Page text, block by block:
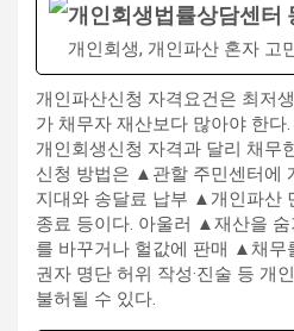
개인회생법률상담센터
개인회생, 개인파산 혼자 고
개인파산신청 자격요건은 최저
가 채무자 재산보다 많아야 한다
개인회생신청 자격과 달리 채무
신청 방법은 ▲관할 주민센터에
지대와 송달료 납부 ▲개인파산
종료 등이다. 아울러 ▲재산을
를 바꾸거나 헐값에 판매 ▲채무
권자 명단 허위 작성·진술 등 개
불허될 수 있다.